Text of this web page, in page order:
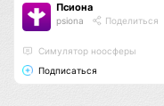
Псиона
psiona Поделиться
Cимулятор ноосферы
Подписаться